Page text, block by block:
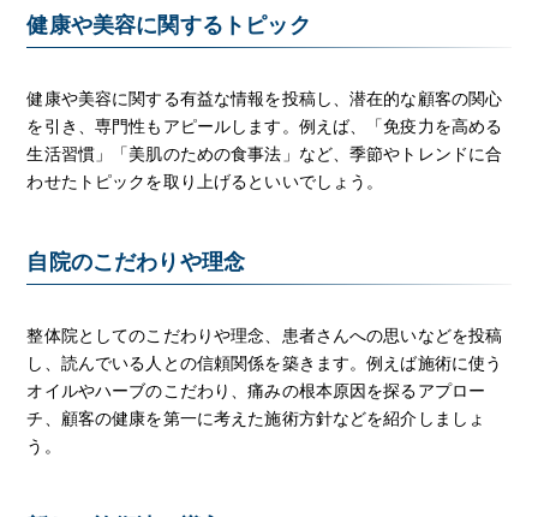
健康や美容に関するトピック
健康や美容に関する有益な情報を投稿し、潜在的な顧客の関心
を引き、専門性もアピールします。例えば、「免疫力を高める
生活習慣」「美肌のための食事法」など、季節やトレンドに合
わせたトピックを取り上げるといいでしょう。
自院のこだわりや理念
整体院としてのこだわりや理念、患者さんへの思いなどを投稿
し、読んでいる人との信頼関係を築きます。例えば施術に使う
オイルやハーブのこだわり、痛みの根本原因を探るアプロー
チ、顧客の健康を第一に考えた施術方針などを紹介しましょ
う。